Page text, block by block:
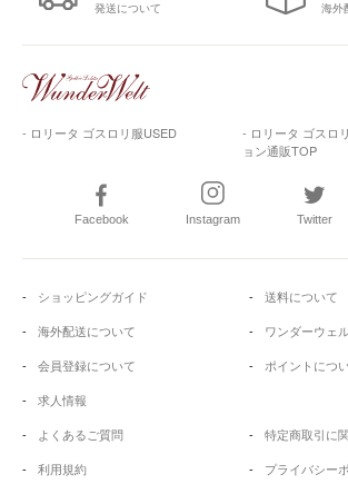
発送について 海外
- ロリータ ゴスロリ服USED
- ロリータ ゴスロ
ョン通販TOP
Facebook Instagram Twitter
ショッピングガイド
送料について
海外配送について
ワンダーウェ
会員登録について
ポイントにつ
求人情報
よくあるご質問
特定商取引に
利用規約
プライバシー